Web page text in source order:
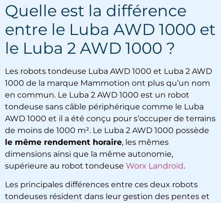
Quelle est la différence
entre le Luba AWD 1000 et
le Luba 2 AWD 1000 ?
Les robots tondeuse Luba AWD 1000 et Luba 2 AWD
1000 de la marque Mammotion ont plus qu’un nom
en commun. Le Luba 2 AWD 1000 est un robot
tondeuse sans câble périphérique comme le Luba
AWD 1000 et il a été conçu pour s’occuper de terrains
de moins de 1000 m². Le Luba 2 AWD 1000 possède
le même rendement horaire, les mêmes
dimensions ainsi que la même autonomie,
supérieure au robot tondeuse Worx Landroid.
Les principales différences entre ces deux robots
tondeuses résident dans leur gestion des pentes et